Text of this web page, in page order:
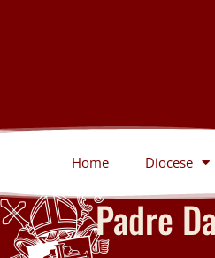
Home Diocese
Padre